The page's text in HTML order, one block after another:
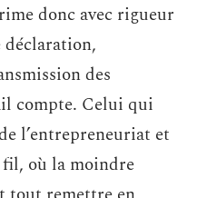
rime donc avec rigueur
déclaration,
des
compte. Celui qui
l’entrepreneuriat et
où la moindre